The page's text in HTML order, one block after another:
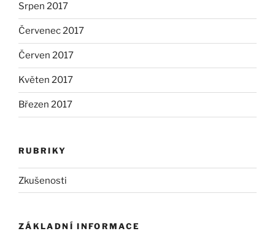
Srpen 2017
Červenec 2017
Červen 2017
Květen 2017
Březen 2017
RUBRIKY
Zkušenosti
ZÁKLADNÍ INFORMACE